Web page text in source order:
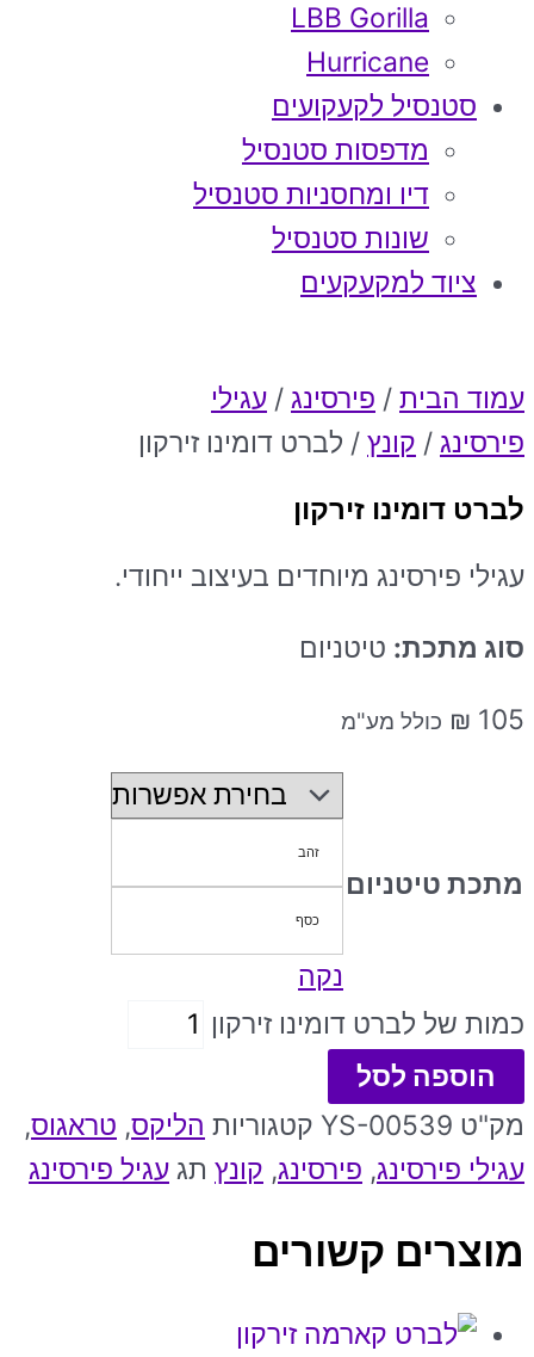
LBB Gorilla
Hurricane
סטנסיל לקעקועים
מדפסות סטנסיל
דיו ומחסניות סטנסיל
שונות סטנסיל
ציוד למקעקעים
עמוד הבית / פירסינג / עגילי
פירסינג / קונץ / לברט דומינו זירקון
לברט דומינו זירקון
עגילי פירסינג מיוחדים בעיצוב ייחודי.
סוג מתכת: טיטניום
₪ 105 כולל מע"מ
מתכת טיטניום
זהב
כסף
נקה
כמות של לברט דומינו זירקון
הוספה לסל
מק"ט YS-00539 קטגוריות הליקס, טראגוס,
עגילי פירסינג, פירסינג, קונץ תג עגיל פירסינג
מוצרים קשורים